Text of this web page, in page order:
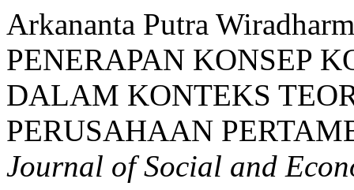
Arkananta Putra
PENERAPAN KONSEP
DALAM KONTEKS
PERUSAHAAN
Journal of Social and